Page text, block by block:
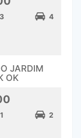
3 4
JARDIM
OK
1 2